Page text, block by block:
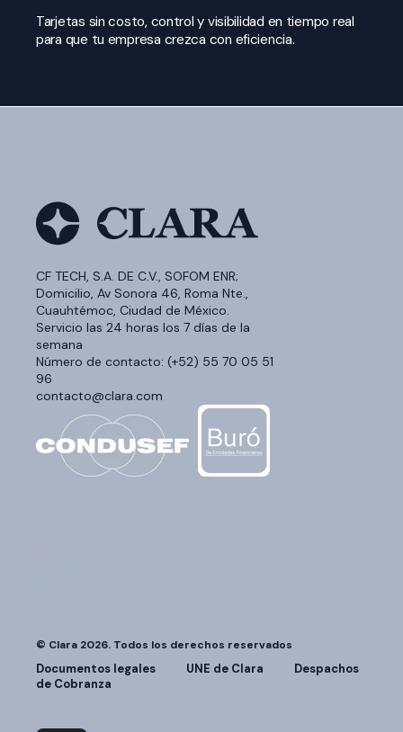
Tarjetas sin costo, control y visibilidad en tiempo real
para que tu empresa crezca con eficiencia.
CF TECH, S.A. DE C.V., SOFOM ENR;
Domicilio, Av Sonora 46, Roma Nte.,
Cuauhtémoc, Ciudad de México.
Servicio las 24 horas los 7 días de la
semana
Número de contacto: (+52) 55 70 05 51
96
contacto@clara.com
© Clara 2026. Todos los derechos reservados
Documentos legales UNE de Clara
Despachos
de Cobranza